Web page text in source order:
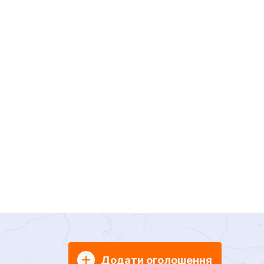
Додати оголошення